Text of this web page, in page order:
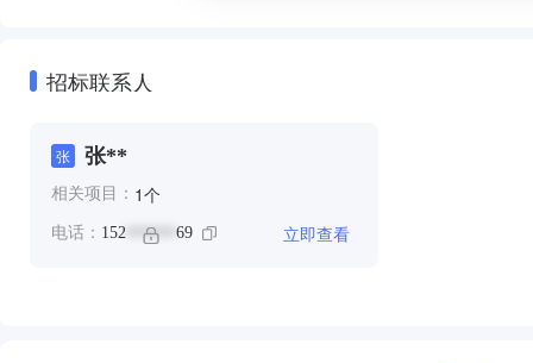
招标联系人
张 张**
相关项目： 1个
电话： 152 ****** 69 立即查看